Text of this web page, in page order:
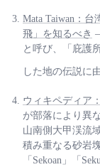
Mata Taiwan：
飛」を知るべき
と呼び、「庇護
した地の伝説に
ウィキペディア
が部落により異
山南側大甲渓流
積み重なる砂岩
「Sekoan」「